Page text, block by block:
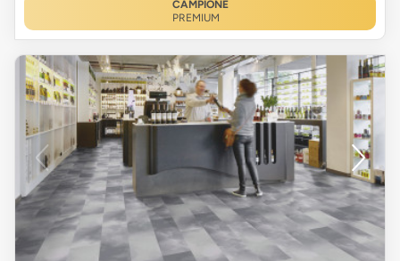
CAMPIONE
PREMIUM